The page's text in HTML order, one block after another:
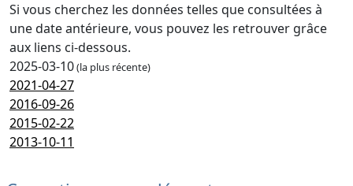
Si vous cherchez les données telles que consultées à
une date antérieure, vous pouvez les retrouver grâce
aux liens ci-dessous.
2025-03-10(la plus récente)
2021-04-27
2016-09-26
2015-02-22
2013-10-11